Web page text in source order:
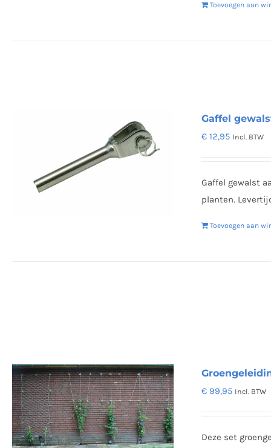
Toevoegen aan
Gaffel
€ 12,95 Incl. BTW
Gaffel gewalst
planten.
Toevoegen aan
€ 99,95 Incl. BTW
Deze set